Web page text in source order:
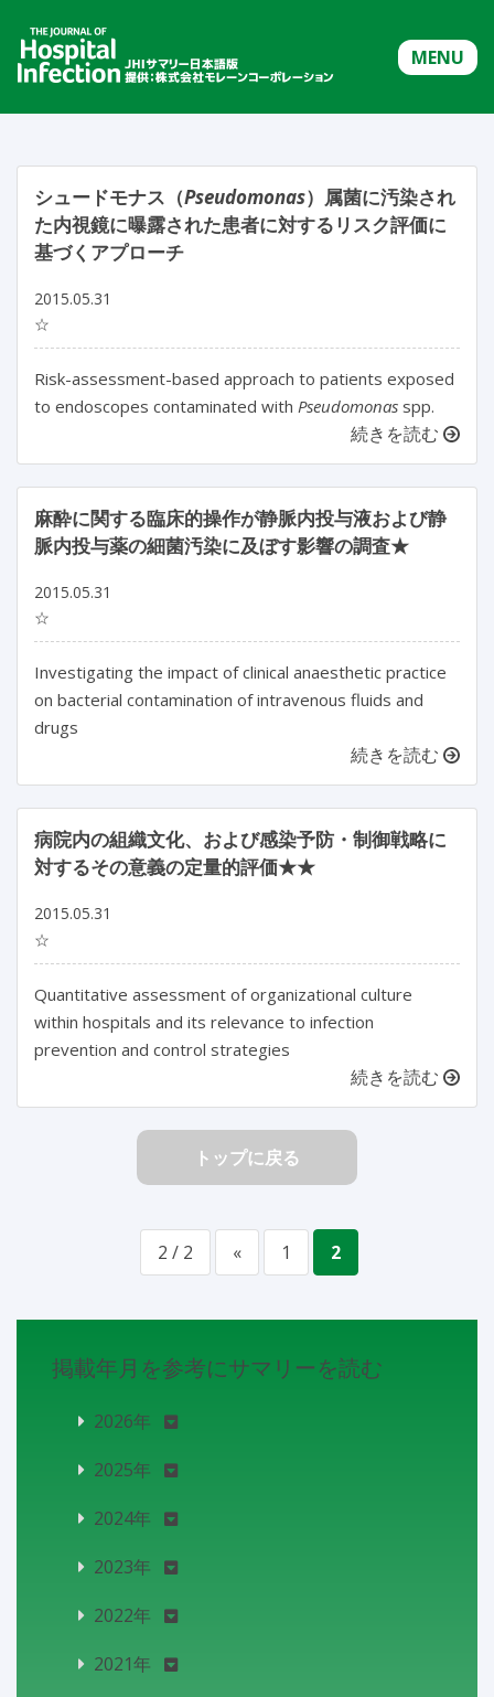
MENU
シュードモナス（Pseudomonas）属菌に汚染され
た内視鏡に曝露された患者に対するリスク評価に
基づくアプローチ
2015.05.31
☆
Risk-assessment-based approach to patients exposed
to endoscopes contaminated with Pseudomonas spp.
続きを読む
麻酔に関する臨床的操作が静脈内投与液および静
脈内投与薬の細菌汚染に及ぼす影響の調査★
2015.05.31
☆
Investigating the impact of clinical anaesthetic practice
on bacterial contamination of intravenous fluids and
drugs
続きを読む
病院内の組織文化、および感染予防・制御戦略に
対するその意義の定量的評価★★
2015.05.31
☆
Quantitative assessment of organizational culture
within hospitals and its relevance to infection
prevention and control strategies
続きを読む
トップに戻る
2 / 2 « 1 2
掲載年月を参考にサマリーを読む
2026年
2025年
2024年
2023年
2022年
2021年